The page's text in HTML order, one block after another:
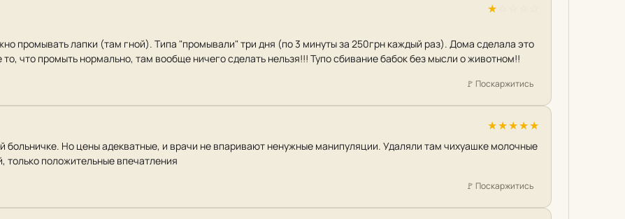
★
промывать лапки (там гной). Типа "промывали" три дня (по 3 минуты за 250грн каждый раз). Дома сделала это
что промыть нормально, там вообще ничего сделать нельзя!!! Тупо сбивание бабок без мысли о животном!!
🚩 Поскаржитись
★★★★★
больничке. Но цены адекватные, и врачи не впаривают ненужные манипуляции. Удаляли там чихуашке молочные
только положительные впечатления
🚩 Поскаржитись